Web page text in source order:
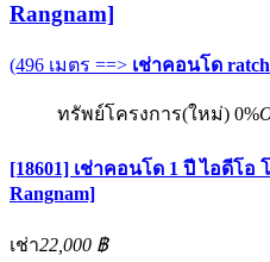
Rangnam]
(496 เมตร ==> เช่าคอนโด
ทรัพย์โครงการ(ใหม่) 0%
[18601] เช่าคอนโด 1 ปี ไอดีโอ
Rangnam]
เช่า22,000 ฿